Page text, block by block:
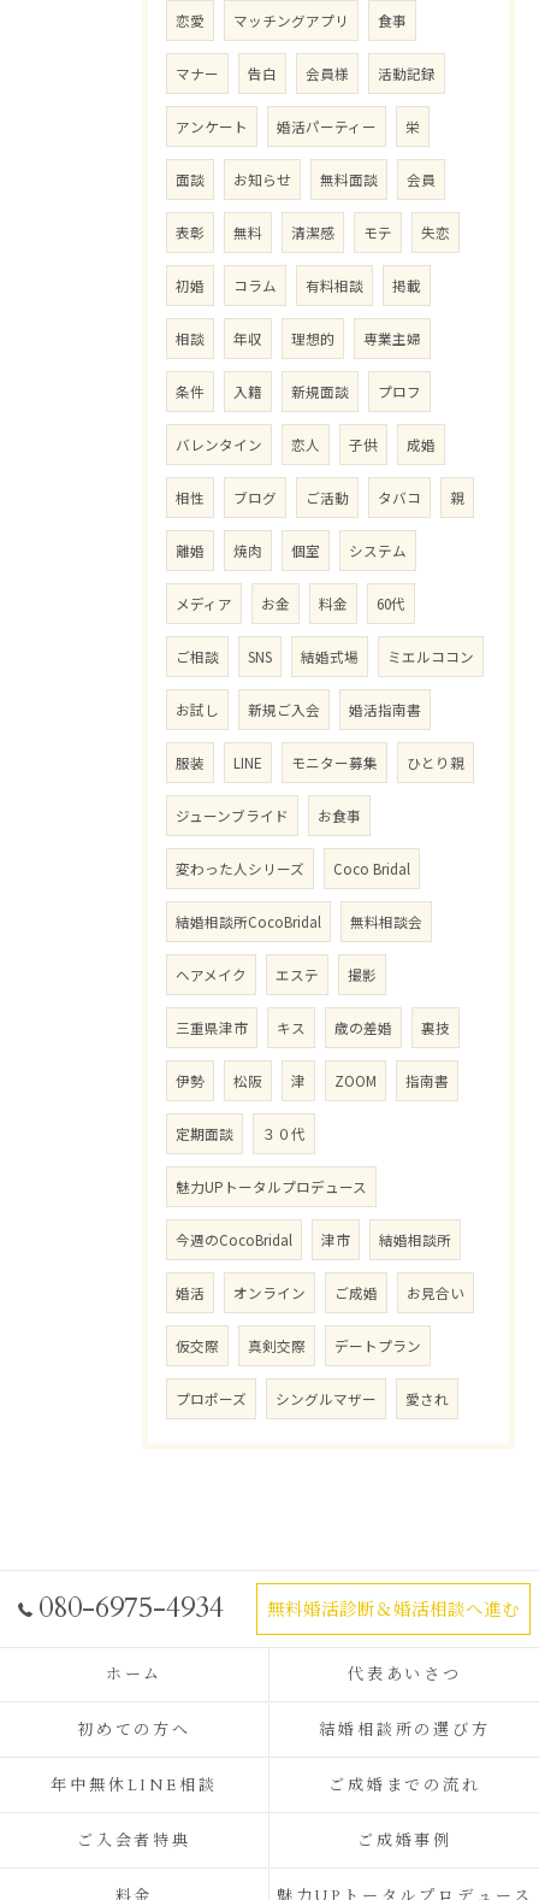
恋愛 マッチングアプリ 食事
マナー 告白 会員様 活動記録
アンケート 婚活パーティー 栄
面談 お知らせ 無料面談 会員
表彰 無料 清潔感 モテ 失恋
初婚 コラム 有料相談 掲載
相談 年収 理想的 専業主婦
条件 入籍 新規面談 プロフ
バレンタイン 恋人 子供 成婚
相性 ブログ ご活動 タバコ 親
離婚 焼肉 個室 システム
メディア お金 料金 60代
ご相談 SNS 結婚式場 ミエルココン
お試し 新規ご入会 婚活指南書
服装 LINE モニター募集 ひとり親
ジューンブライド お食事
変わった人シリーズ Coco Bridal
結婚相談所CocoBridal 無料相談会
ヘアメイク エステ 撮影
三重県津市 キス 歳の差婚 裏技
伊勢 松阪 津 ZOOM 指南書
定期面談 ３０代
魅力UPトータルプロデュース
今週のCocoBridal 津市 結婚相談所
婚活 オンライン ご成婚 お見合い
仮交際 真剣交際 デートプラン
プロポーズ シングルマザー 愛され
080-6975-4934 無料婚活診断＆婚活相談へ進む
ホーム 代表あいさつ
初めての方へ 結婚相談所の選び方
年中無休LINE相談 ご成婚までの流れ
ご入会者特典 ご成婚事例